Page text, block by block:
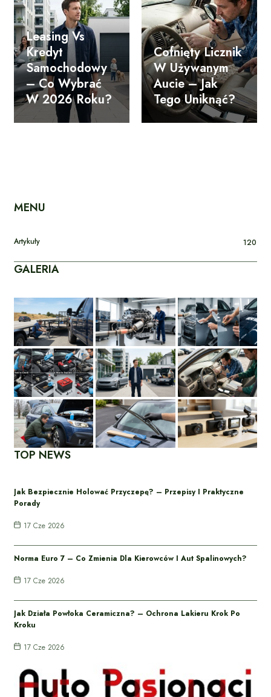
Leasing Vs
Kredyt
Samochodowy
– Co Wybrać
W 2026 Roku?
Cofnięty Licznik
W Używanym
Aucie – Jak
Tego Uniknąć?
MENU
Artykuły 120
GALERIA
TOP NEWS
Jak Bezpiecznie Holować Przyczepę? – Przepisy I Praktyczne
Porady
17 Cze 2026
Norma Euro 7 – Co Zmienia Dla Kierowców I Aut Spalinowych?
17 Cze 2026
Jak Działa Powłoka Ceramiczna? – Ochrona Lakieru Krok Po
Kroku
17 Cze 2026